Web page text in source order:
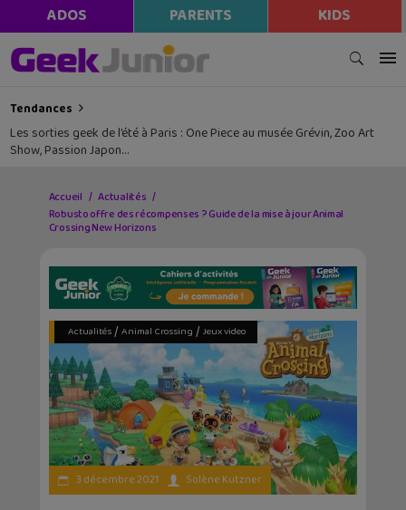
ADOS PARENTS KIDS
Tendances
Les sorties geek de l’été à Paris : One Piece au musée Grévin, Zoo Art
Show, Passion Japon…
Accueil
Actualités
Robusto offre des récompenses ? Guide de la mise à jour Animal
Crossing New Horizons
Actualités/ Animal Crossing / Jeux video
3 décembre 2021 Solène Kutzner